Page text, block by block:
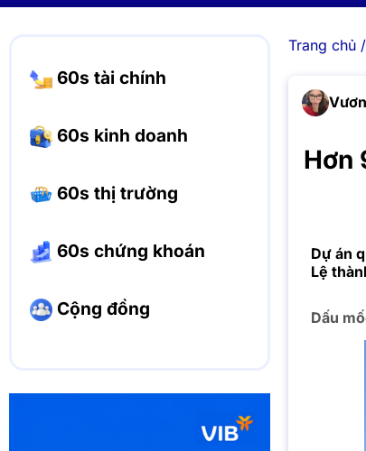
60s tài chính
60s kinh doanh
60s thị trường
60s chứng khoán
Cộng đồng
Trang chủ/
Hơn
Dự án
Lệ
Dấu